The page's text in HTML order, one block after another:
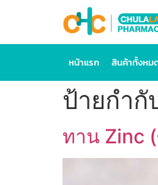
หน้าแรก สินค้าทั้งหม
ป้ายกำกั
ทาน Zinc